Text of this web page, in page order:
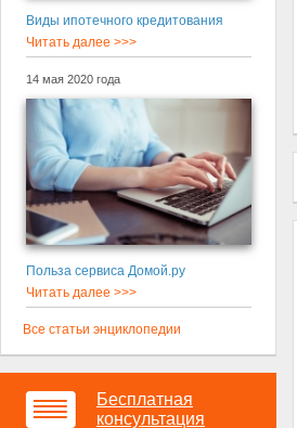
Виды ипотечного кредитования
Читать далее >>>
14 мая 2020 года
Польза сервиса Домой.ру
Читать далее >>>
Все статьи энциклопедии
Бесплатная
консультация